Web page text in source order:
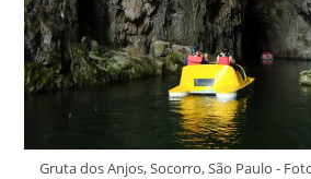
Gruta dos Anjos, Socorro, São Paulo -